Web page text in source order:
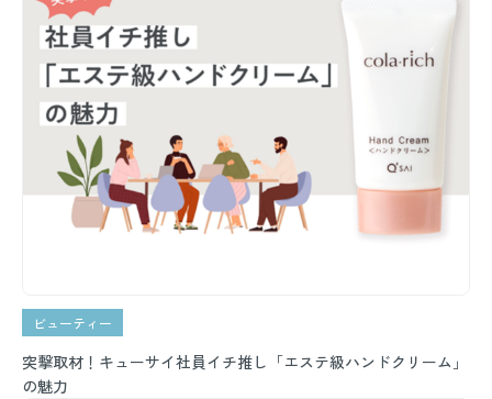
ビューティー
突撃取材！キューサイ社員イチ推し「エステ級ハンドクリーム」
の魅力